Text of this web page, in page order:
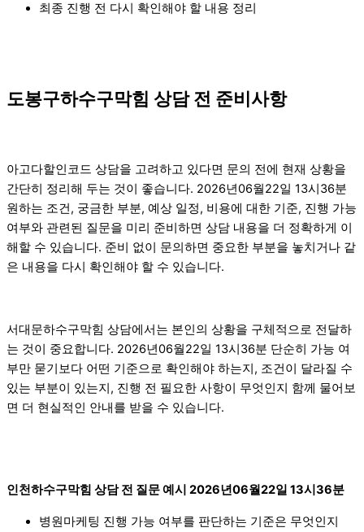
최종 진행 전 다시 확인해야 할 내용 정리
도봉구하수구막힘 상담 전 준비사항
아고다할인코드 상담을 고려하고 있다면 문의 전에 현재 상황을
간단히 정리해 두는 것이 좋습니다. 2026년06월22일 13시36분
원하는 조건, 궁금한 부분, 예상 일정, 비용에 대한 기준, 진행 가능
여부와 관련된 질문을 미리 준비하면 상담 내용을 더 정확하게 이
해할 수 있습니다. 준비 없이 문의하면 중요한 부분을 놓치거나 같
은 내용을 다시 확인해야 할 수 있습니다.
서대문하수구막힘 상담에서는 본인의 상황을 구체적으로 전달하
는 것이 중요합니다. 2026년06월22일 13시36분 단순히 가능 여
부만 묻기보다 어떤 기준으로 확인해야 하는지, 조건이 달라질 수
있는 부분이 있는지, 진행 전 필요한 사항이 무엇인지 함께 물어보
면 더 현실적인 안내를 받을 수 있습니다.
인천하수구막힘 상담 전 질문 예시 2026년06월22일 13시36분
병원마케팅 진행 가능 여부를 판단하는 기준은 무엇인지